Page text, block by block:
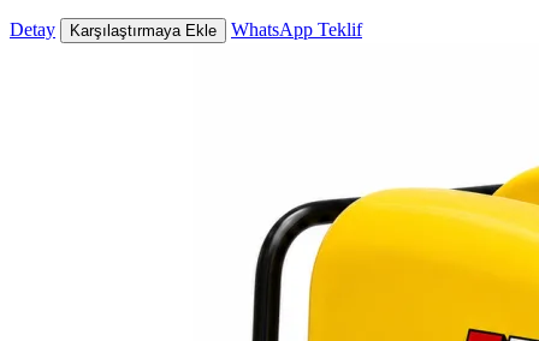
Detay Karşılaştırmaya Ekle WhatsApp Teklif